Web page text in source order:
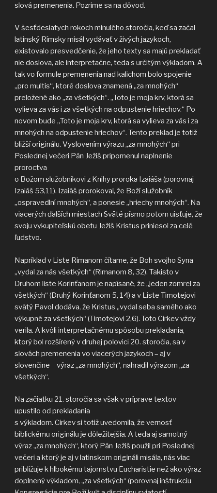
slová premenenia. Pozrime sa na dôvod.
V šesťdesiatych rokoch minulého storočia, keď sa začal
latinský Rímsky misál vydávať v živých jazykoch,
existovalo presvedčenie, že jeho texty sa majú prekladať
nie doslova, ale interpretačne, teda s určitým výkladom. A
tak vo formule premenenia nad kalichom bolo spojenie
„pro multis“, ktoré doslova znamená „za mnohých“
preložené ako „za všetkých“. „Toto je moja krv, ktorá sa
vylieva za vás i za všetkých na odpustenie hriechov.“ Po
novom bude „Toto je moja krv, ktorá sa vylieva za vás i za
mnohých na odpustenie hriechov“. Tento preklad je totiž
bližší originálu. Vyslovením výrazu „za mnohých“ pri
Poslednej večeri Pán Ježiš pripomenul naplnenie
proroctva
o Božom služobníkovi z Knihy proroka Izaiáša (porovnaj
Izaiáš 53,11). Izaiáš prorokoval, že Boží služobník
„ospravedlní mnohých“, a ponesie „hriechy mnohých“. Na
viacerých ďalších miestach Sväté písmo potom uisťuje, že
svoju vykupiteľskú obetu Ježiš Kristus priniesol za celé
ľudstvo.
Napríklad v Liste Rimanom čítame, že Boh svojho Syna
„vydal za nás všetkých“ (Rimanom 8, 32). Takisto v
Druhom liste Korinťanom je napísané, že „jeden zomrel za
všetkých“ (Druhý Korinťanom 5, 14) a v Liste Timotejovi
svätý Pavol dodáva, že Kristus „vydal seba samého ako
výkupné za všetkých“ (Timotejovi 2,6). Toto Cirkev vždy
verila. A kvôli interpretačnému spôsobu prekladania,
ktorý bol rozšírený v druhej polovici 20. storočia, sa v
slovách premenenia vo viacerých jazykoch – aj v
slovenčine – výraz „za mnohých“, nahradil výrazom „za
všetkých“.
Na začiatku 21. storočia sa však v príprave textov
upustilo od prekladania
s výkladom. Cirkev si totiž uvedomila, že vernosť
biblickému originálu je dôležitejšia. A teda aj samotný
výraz „za mnohých“, ktorý Pán Ježiš použil pri Poslednej
večeri a ktorý je aj v latinskom origináli misála, nás viac
približuje k hlbokému tajomstvu Eucharistie než ako výraz
doplnený výkladom, „za všetkých“ (porovnaj inštrukciu